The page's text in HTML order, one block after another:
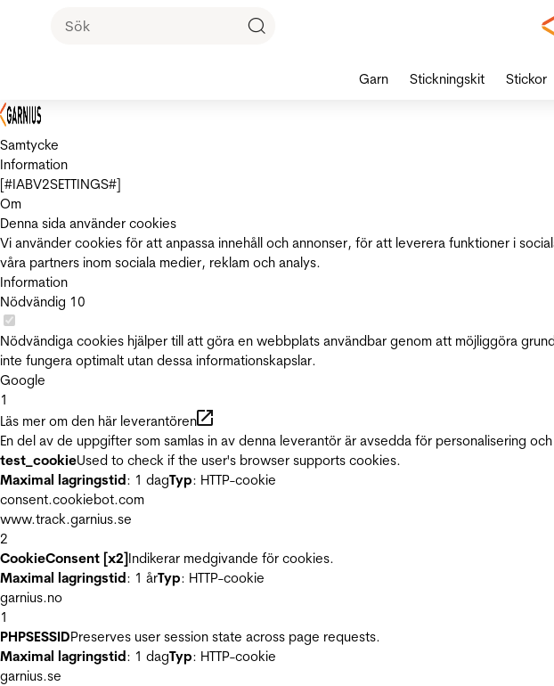
Samtycke
Information
[#IABV2SETTINGS#]
Om
Denna sida använder cookies
Vi använder cookies för att anpassa innehåll och annonser, för att leverera funktioner i
våra partners inom sociala medier, reklam och analys.
Information
Nödvändig 10
Nödvändiga cookies hjälper till att göra en webbplats användbar genom att möjliggöra
inte fungera optimalt utan dessa informationskapslar.
Google
1
Läs mer om den här leverantören
En del av de uppgifter som samlas in av denna leverantör är avsedda för personalisering
test_cookieUsed to check if the user's browser supports cookies.
Maximal lagringstid: 1 dagTyp: HTTP-cookie
consent.cookiebot.com
www.track.garnius.se
2
CookieConsent [x2]Indikerar medgivande för cookies.
Maximal lagringstid: 1 årTyp: HTTP-cookie
garnius.no
1
PHPSESSIDPreserves user session state across page requests.
Maximal lagringstid: 1 dagTyp: HTTP-cookie
garnius.se
Garn Stickningskit Stickor